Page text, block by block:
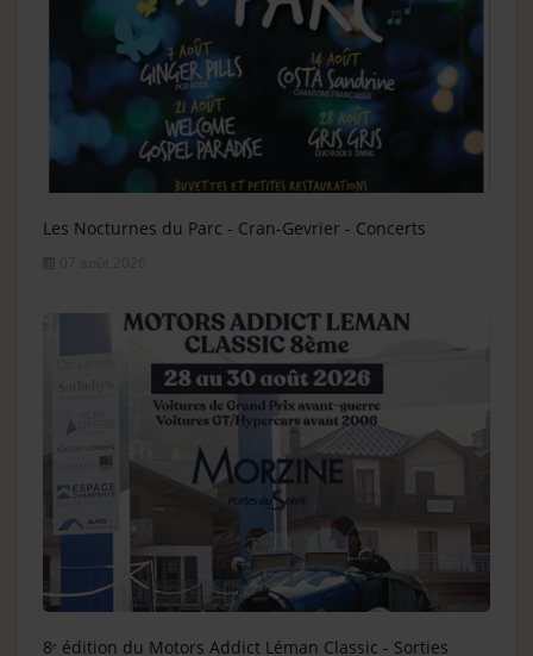
Les Nocturnes du Parc - Cran-Gevrier - Concerts
8ᵉ édition du Motors Addict Léman Classic - Sorties